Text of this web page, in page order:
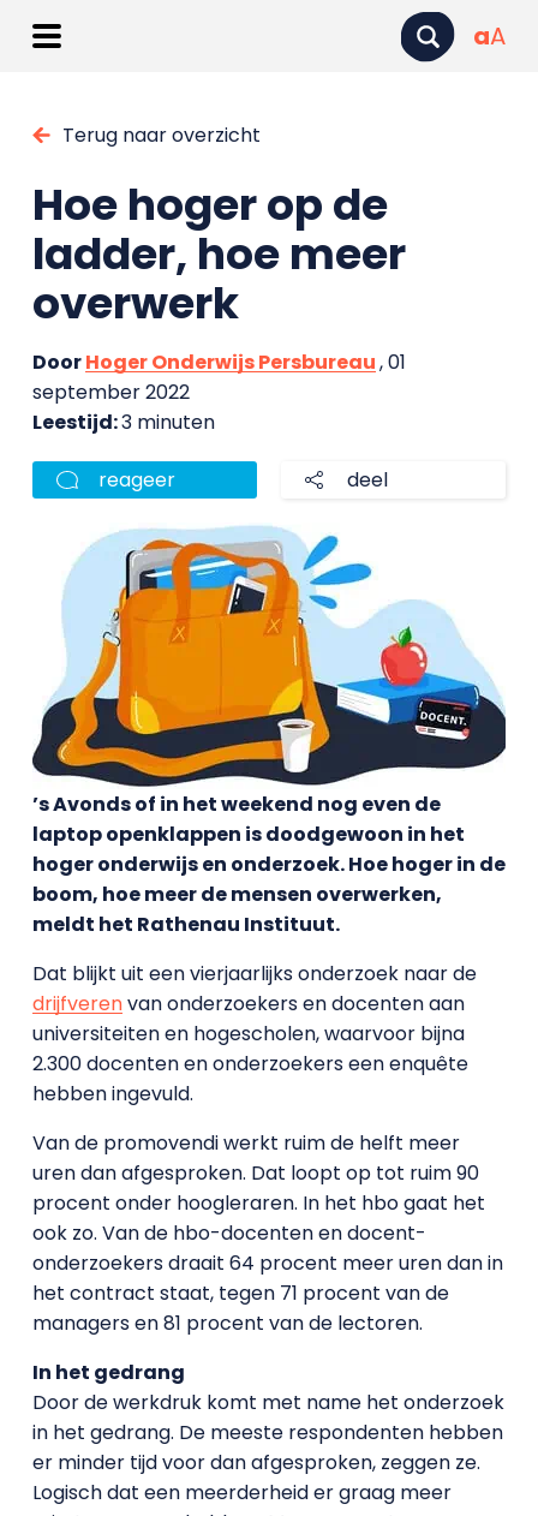
aA
Terug naar overzicht
Hoe hoger op de
ladder, hoe meer
overwerk
DoorHoger Onderwijs Persbureau, 01
september 2022
Leestijd:3 minuten
reageer deel
’s Avonds of in het weekend nog even de
laptop openklappen is doodgewoon in het
hoger onderwijs en onderzoek. Hoe hoger in de
boom, hoe meer de mensen overwerken,
meldt het Rathenau Instituut.
Dat blijkt uit een vierjaarlijks onderzoek naar de
drijfverenvan onderzoekers en docenten aan
universiteiten en hogescholen, waarvoor bijna
2.300 docenten en onderzoekers een enquête
hebben ingevuld.
Van de promovendi werkt ruim de helft meer
uren dan afgesproken. Dat loopt op tot ruim 90
procent onder hoogleraren. In het hbo gaat het
ook zo. Van de hbo-docenten en docent-
onderzoekers draait 64 procent meer uren dan in
het contract staat, tegen 71 procent van de
managers en 81 procent van de lectoren.
In het gedrang
Door de werkdruk komt met name het onderzoek
in het gedrang. De meeste respondenten hebben
er minder tijd voor dan afgesproken, zeggen ze.
Logisch dat een meerderheid er graag meer